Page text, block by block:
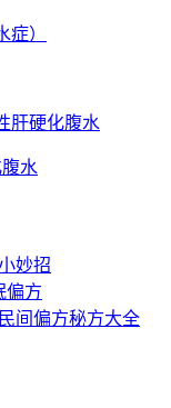
水
妙招
偏方
间偏方秘方大全